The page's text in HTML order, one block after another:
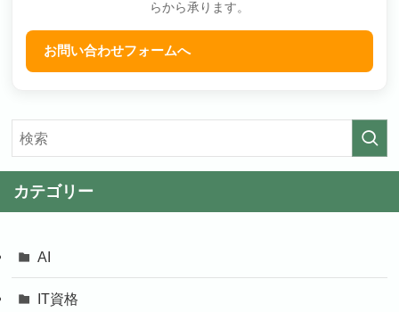
らから承ります。
お問い合わせフォームへ
カテゴリー
AI
IT資格